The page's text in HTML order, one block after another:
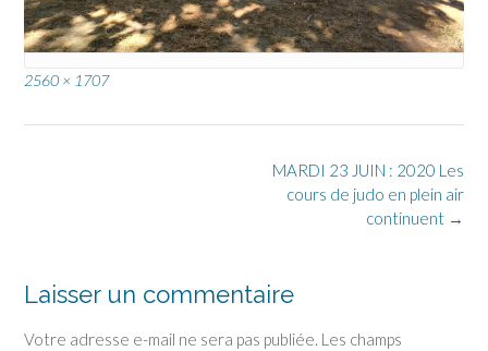
Full
2560 × 1707
MARDI 23 JUIN : 2020 Les
cours de judo en plein air
continuent →
Laisser un commentaire
Votre adresse e-mail ne sera pas publiée. Les champs